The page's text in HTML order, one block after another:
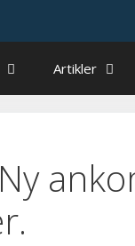
Artikler